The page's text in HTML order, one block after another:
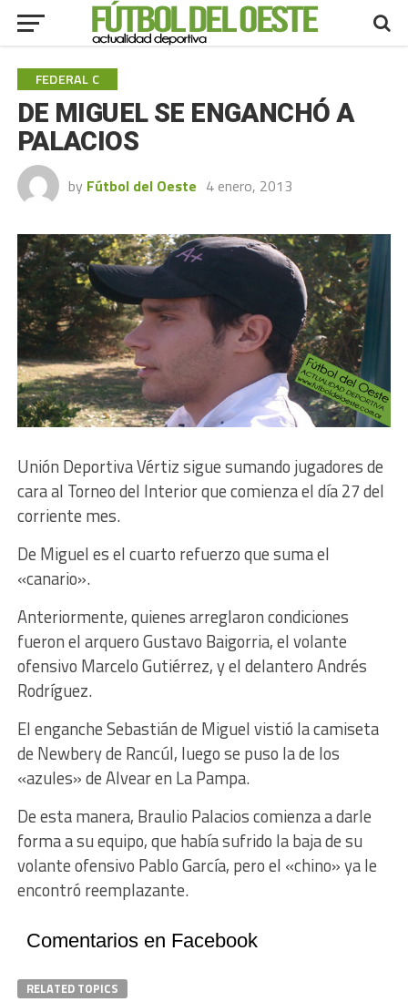
FEDERAL C
DE MIGUEL SE ENGANCHÓ A
PALACIOS
by Fútbol del Oeste 4 enero, 2013
Unión Deportiva Vértiz sigue sumando jugadores de
cara al Torneo del Interior que comienza el día 27 del
corriente mes.
De Miguel es el cuarto refuerzo que suma el
«canario».
Anteriormente, quienes arreglaron condiciones
fueron el arquero Gustavo Baigorria, el volante
ofensivo Marcelo Gutiérrez, y el delantero Andrés
Rodríguez.
El enganche Sebastián de Miguel vistió la camiseta
de Newbery de Rancúl, luego se puso la de los
«azules» de Alvear en La Pampa.
De esta manera, Braulio Palacios comienza a darle
forma a su equipo, que había sufrido la baja de su
volante ofensivo Pablo García, pero el «chino» ya le
encontró reemplazante.
Comentarios en Facebook
RELATED TOPICS